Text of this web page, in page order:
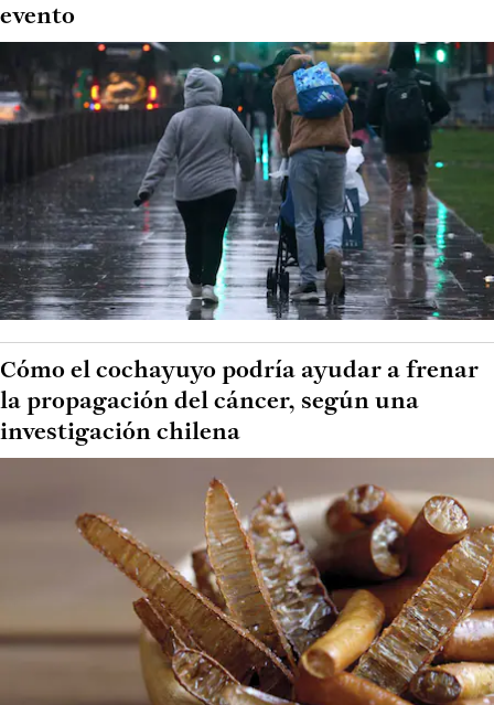
evento
Cómo el cochayuyo podría ayudar a frenar
la propagación del cáncer, según una
investigación chilena